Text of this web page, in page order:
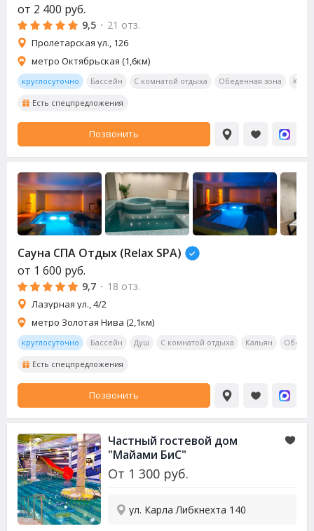
от 2 400 руб.
9,5 · 21 отз.
Пролетарская ул., 126
метро Октябрьская (1,6км)
круглосуточно Бассейн С комнатой отдыха Обеденная зона
Есть спецпредложения
Позвонить
Сауна СПА Отдых (Relax SPA)
от 1 600 руб.
9,7 · 18 отз.
Лазурная ул., 4/2
метро Золотая Нива (2,1км)
круглосуточно Бассейн Душ С комнатой отдыха Кальян
Есть спецпредложения
Позвонить
Частный гостевой дом
"Майами БиС"
От 1 300 руб.
ул. Карла Либкнехта 140